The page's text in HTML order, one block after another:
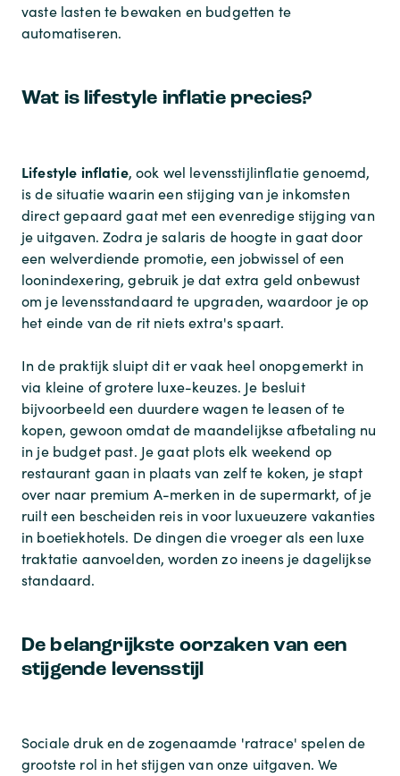
vaste lasten te bewaken en budgetten te
automatiseren.
Wat is lifestyle inflatie precies?
Lifestyle inflatie, ook wel levensstijlinflatie genoemd,
is de situatie waarin een stijging van je inkomsten
direct gepaard gaat met een evenredige stijging van
je uitgaven. Zodra je salaris de hoogte in gaat door
een welverdiende promotie, een jobwissel of een
loonindexering, gebruik je dat extra geld onbewust
om je levensstandaard te upgraden, waardoor je op
het einde van de rit niets extra's spaart.
In de praktijk sluipt dit er vaak heel onopgemerkt in
via kleine of grotere luxe-keuzes. Je besluit
bijvoorbeeld een duurdere wagen te leasen of te
kopen, gewoon omdat de maandelijkse afbetaling nu
in je budget past. Je gaat plots elk weekend op
restaurant gaan in plaats van zelf te koken, je stapt
over naar premium A-merken in de supermarkt, of je
ruilt een bescheiden reis in voor luxueuzere vakanties
in boetiekhotels. De dingen die vroeger als een luxe
traktatie aanvoelden, worden zo ineens je dagelijkse
standaard.
De belangrijkste oorzaken van een
stijgende levensstijl
Sociale druk en de zogenaamde 'ratrace' spelen de
grootste rol in het stijgen van onze uitgaven. We